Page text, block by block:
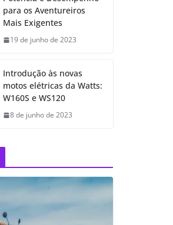
para os Aventureiros
Mais Exigentes
19 de junho de 2023
Introdução às novas
motos elétricas da Watts:
W160S e WS120
8 de junho de 2023